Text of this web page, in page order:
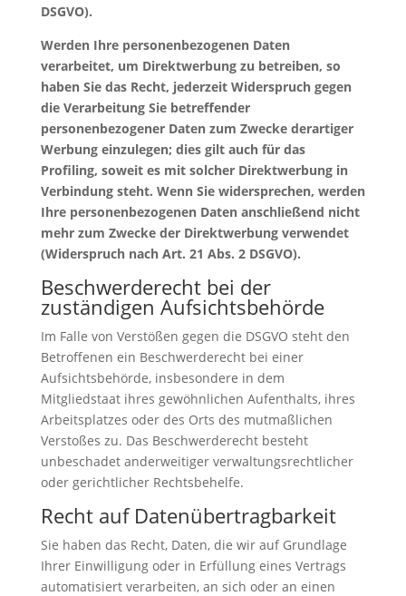
DSGVO).
Werden Ihre personenbezogenen Daten
verarbeitet, um Direktwerbung zu betreiben, so
haben Sie das Recht, jederzeit Widerspruch gegen
die Verarbeitung Sie betreffender
personenbezogener Daten zum Zwecke derartiger
Werbung einzulegen; dies gilt auch für das
Profiling, soweit es mit solcher Direktwerbung in
Verbindung steht. Wenn Sie widersprechen, werden
Ihre personenbezogenen Daten anschließend nicht
mehr zum Zwecke der Direktwerbung verwendet
(Widerspruch nach Art. 21 Abs. 2 DSGVO).
Beschwerderecht bei der
zuständigen Aufsichtsbehörde
Im Falle von Verstößen gegen die DSGVO steht den
Betroffenen ein Beschwerderecht bei einer
Aufsichtsbehörde, insbesondere in dem
Mitgliedstaat ihres gewöhnlichen Aufenthalts, ihres
Arbeitsplatzes oder des Orts des mutmaßlichen
Verstoßes zu. Das Beschwerderecht besteht
unbeschadet anderweitiger verwaltungsrechtlicher
oder gerichtlicher Rechtsbehelfe.
Recht auf Datenübertragbarkeit
Sie haben das Recht, Daten, die wir auf Grundlage
Ihrer Einwilligung oder in Erfüllung eines Vertrags
automatisiert verarbeiten, an sich oder an einen